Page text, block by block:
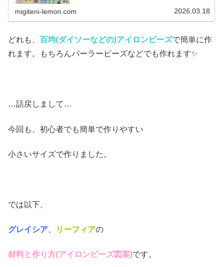
migiteni-lemon.com 2026.03.18
どれも、 百均(ダイソーなどの)アイロンビーズで簡単に作
れます。もちろんパーラービーズなどでも作れます✨
…話戻しまして…
今回も、初心者でも簡単で作りやすい
小さいサイズで作りました。
では以下、
グレイシア リーフィアの
材料と作り方(アイロンビーズ図案)です。